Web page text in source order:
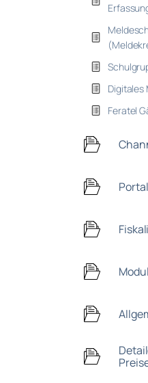
Digitales
Feratel
Portal